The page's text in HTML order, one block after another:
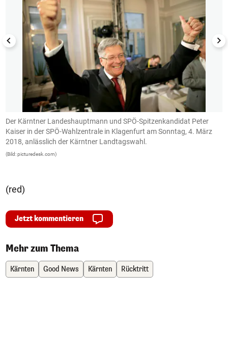
Der Kärntner Landeshauptmann und SPÖ-Spitzenkandidat Peter
Kaiser in der SPÖ-Wahlzentrale in Klagenfurt am Sonntag, 4. März
2018, anlässlich der Kärntner Landtagswahl.
(Bild: picturedesk.com)
(red)
Jetzt kommentieren
Mehr zum Thema
Kärnten Good News Kärnten Rücktritt